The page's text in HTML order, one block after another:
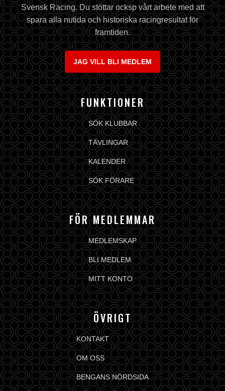
Svensk Racing. Du stöttar ocksp vårt arbete med att
spara alla nutida och historiska racingresultat för
framtiden.
JAG VILL BLI MEDLEM
FUNKTIONER
SÖK KLUBBAR
TÄVLINGAR
KALENDER
SÖK FÖRARE
FÖR MEDLEMMAR
MEDLEMSKAP
BLI MEDLEM
MITT KONTO
ÖVRIGT
KONTAKT
OM OSS
BENGANS NÖRDSIDA